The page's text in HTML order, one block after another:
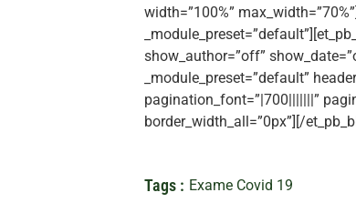
width=”100%”
show_author=”off”
_module_preset=”default”
pagination_font=”|700|||||||”
border_width_all=”0px”][/
Tags : Exame Covid 19